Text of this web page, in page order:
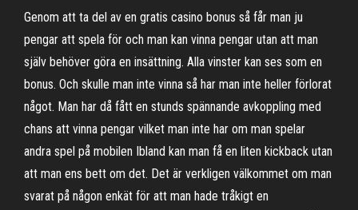
Genom att ta del av en gratis casino bonus så får man ju
pengar att spela för och man kan vinna pengar utan att man
själv behöver göra en insättning. Alla vinster kan ses som en
bonus. Och skulle man inte vinna så har man inte heller förlorat
något. Man har då fått en stunds spännande avkoppling med
chans att vinna pengar vilket man inte har om man spelar
andra spel på mobilen Ibland kan man få en liten kickback utan
att man ens bett om det. Det är verkligen välkommet om man
svarat på någon enkät för att man hade tråkigt en